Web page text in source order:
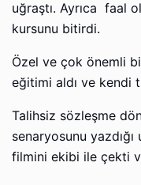
uğraştı. Ayrıca faal
kursunu bitirdi.
Özel ve çok önemli
eğitimi aldı ve kendi
Talihsiz sözleşme
senaryosunu
filmini ekibi ile çekti